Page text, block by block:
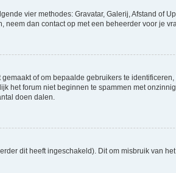
vier methodes: Gravatar, Galerij, Afstand of
dan contact op met een beheerder voor je
of om bepaalde gebruikers te
het forum niet beginnen te spammen met
doen dalen.
dit heeft ingeschakeld). Dit om misbruik van